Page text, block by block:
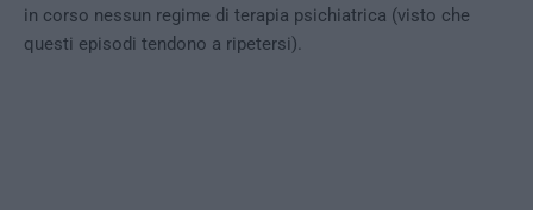
in corso nessun regime di terapia psichiatrica (visto che
questi episodi tendono a ripetersi).